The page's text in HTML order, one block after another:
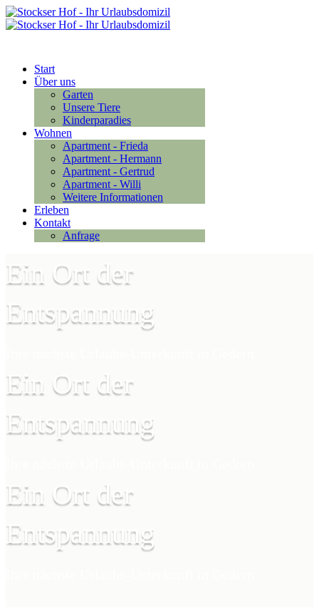
Start
Über uns
Garten
Unsere Tiere
Kinderparadies
Wohnen
Apartment - Frieda
Apartment - Hermann
Apartment - Gertrud
Apartment - Willi
Weitere Informationen
Erleben
Kontakt
Anfrage
Ein Ort der
Entspannung
Ein Ort der
Entspannung
Ein Ort der
Entspannung